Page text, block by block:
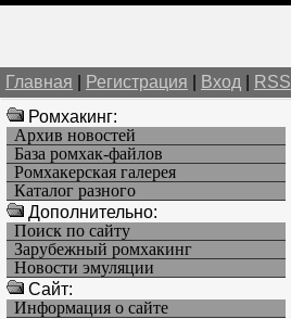
Главная Регистрация Вход RSS
Ромхакинг:
Архив новостей
База ромхак-файлов
Ромхакерская галерея
Каталог разного
Дополнительно:
Поиск по сайту
Зарубежный ромхакинг
Новости эмуляции
Cайт:
Информация о сайте